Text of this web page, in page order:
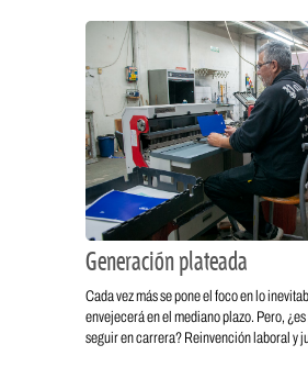
Generación plateada
Cada vez más se pone el foco en lo
envejecerá en el mediano plazo. Pero,
seguir en carrera? Reinvención laboral y